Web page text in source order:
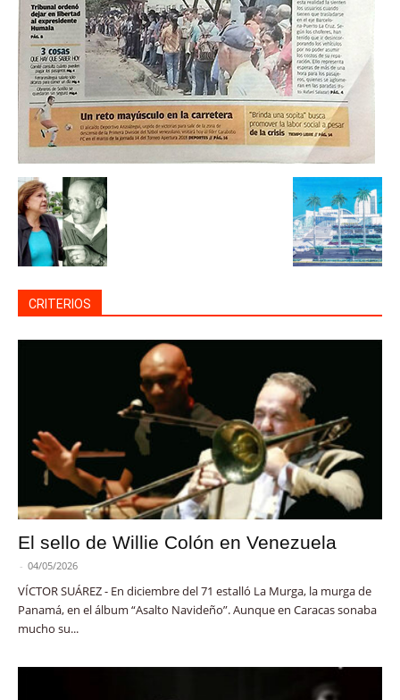
CRITERIOS
El sello de Willie Colón en Venezuela
- 04/05/2026
VÍCTOR SUÁREZ - En diciembre del 71 estalló La Murga, la murga de
Panamá, en el álbum “Asalto Navideño”. Aunque en Caracas sonaba
mucho su...